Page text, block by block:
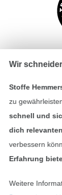
Wir
Stoffe
zu
schnell und
dich
verbessern
Erfahrung
Weitere